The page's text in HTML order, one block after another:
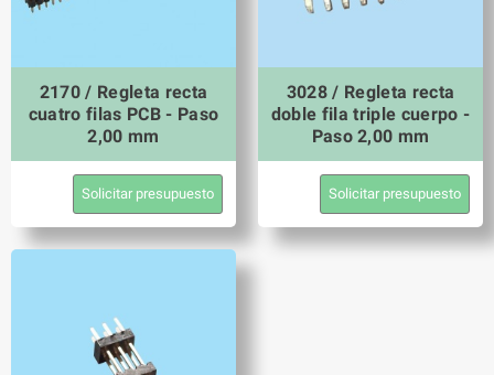
2170 / Regleta recta
cuatro filas PCB - Paso
2,00 mm
Solicitar presupuesto
3028 / Regleta recta
doble fila triple cuerpo -
Paso 2,00 mm
Solicitar presupuesto